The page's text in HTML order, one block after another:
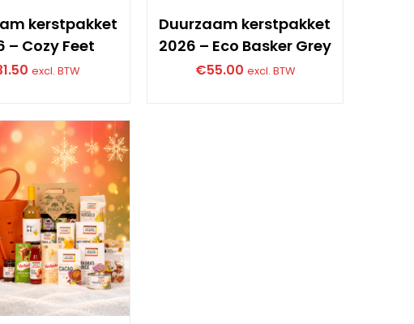
kerstpakket
– Cozy Feet
excl. BTW
Duurzaam kerstpakket
2026 – Eco Basker Grey
€55.00 excl. BTW